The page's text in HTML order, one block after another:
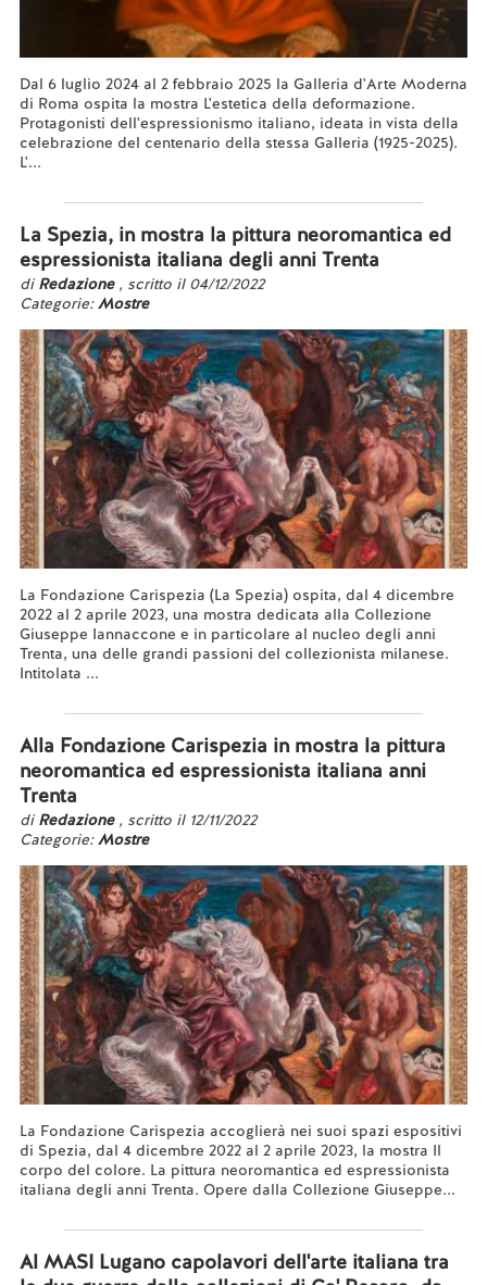
Dal 6 luglio 2024 al 2 febbraio 2025 la Galleria d'Arte Moderna
di Roma ospita la mostra L'estetica della deformazione.
Protagonisti dell'espressionismo italiano, ideata in vista della
celebrazione del centenario della stessa Galleria (1925-2025).
L'...
La Spezia, in mostra la pittura neoromantica ed
espressionista italiana degli anni Trenta
di Redazione , scritto il 04/12/2022
Categorie:Mostre
La Fondazione Carispezia (La Spezia) ospita, dal 4 dicembre
2022 al 2 aprile 2023, una mostra dedicata alla Collezione
Giuseppe Iannaccone e in particolare al nucleo degli anni
Trenta, una delle grandi passioni del collezionista milanese.
Intitolata ...
Alla Fondazione Carispezia in mostra la pittura
neoromantica ed espressionista italiana anni
Trenta
di Redazione , scritto il 12/11/2022
Categorie:Mostre
La Fondazione Carispezia accoglierà nei suoi spazi espositivi
di Spezia, dal 4 dicembre 2022 al 2 aprile 2023, la mostra Il
corpo del colore. La pittura neoromantica ed espressionista
italiana degli anni Trenta. Opere dalla Collezione Giuseppe...
Al MASI Lugano capolavori dell'arte italiana tra